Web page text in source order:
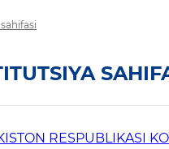
RESPUBLIKASI